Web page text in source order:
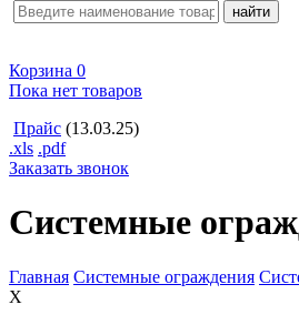
Корзина 0
Пока нет товаров
Прайс (13.03.25)
.xls .pdf
Заказать звонок
Системные
Главная Системные ограждения
X